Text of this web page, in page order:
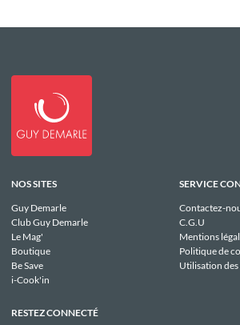
NOS SITES
Guy Demarle
Club Guy Demarle
Le Mag'
Boutique
Be Save
i-Cook'in
SERVICE
Contactez-
C.G.U
Mentions
Politique de
Utilisation
RESTEZ CONNECTÉ